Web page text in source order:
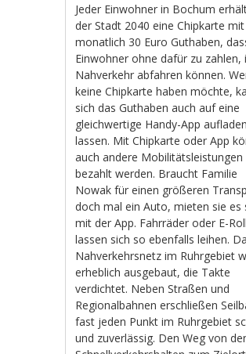
Jeder Einwohner in Bochum
der Stadt 2040 eine Chipkarte mit
monatlich 30 Euro Guthaben,
Einwohner ohne dafür zu zahlen,
Nahverkehr abfahren können.
keine Chipkarte haben möchte,
sich das Guthaben auch auf eine
gleichwertige Handy-App aufladen
lassen. Mit Chipkarte oder App
auch andere Mobilitätsleistungen
bezahlt werden. Braucht Familie
Nowak für einen größeren
doch mal ein Auto, mieten sie es
mit der App. Fahrräder oder E-
lassen sich so ebenfalls leihen.
Nahverkehrsnetz im Ruhrgebiet
erheblich ausgebaut, die Takte
verdichtet. Neben Straßen und
Regionalbahnen erschließen
fast jeden Punkt im Ruhrgebiet
und zuverlässig. Den Weg von